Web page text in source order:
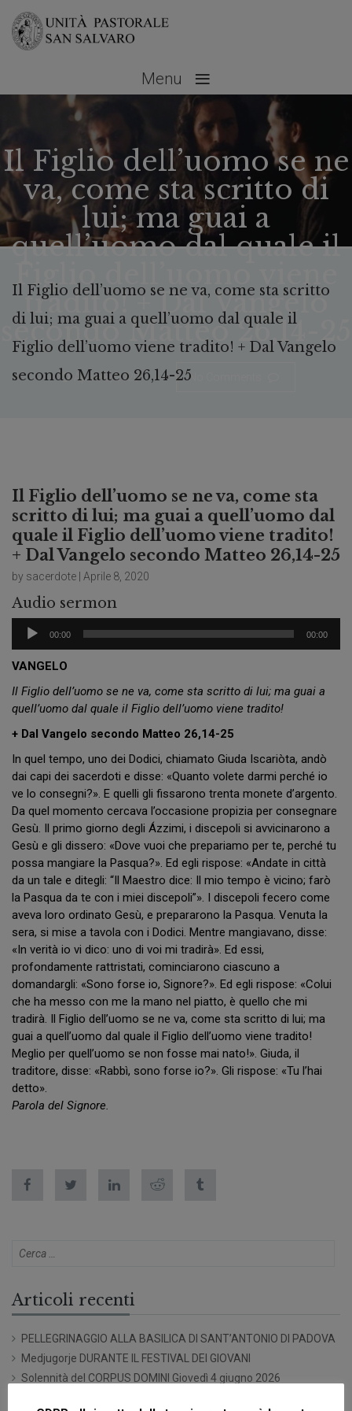
Menu ≡
Il Figlio dell’uomo se ne
va, come sta scritto di
lui; ma guai a
quell’uomo dal quale il
Figlio dell’uomo viene
tradito! + Dal Vangelo
secondo Matteo 26,14-25
Aprile 8, 2020 No Comments
Il Figlio dell’uomo se ne va, come sta scritto
di lui; ma guai a quell’uomo dal quale il
Figlio dell’uomo viene tradito! + Dal Vangelo
secondo Matteo 26,14-25
Il Figlio dell’uomo se ne va, come sta
scritto di lui; ma guai a quell’uomo dal
quale il Figlio dell’uomo viene tradito!
+ Dal Vangelo secondo Matteo 26,14-25
by sacerdote | Aprile 8, 2020
Audio sermon
Audio
Player
00:00 00:00
VANGELO
Il Figlio dell’uomo se ne va, come sta scritto di lui; ma guai a
quell’uomo dal quale il Figlio dell’uomo viene tradito!
+ Dal Vangelo secondo Matteo 26,14-25
In quel tempo, uno dei Dodici, chiamato Giuda Iscariòta, andò
dai capi dei sacerdoti e disse: «Quanto volete darmi perché io
ve lo consegni?». E quelli gli fissarono trenta monete d’argento.
Da quel momento cercava l’occasione propizia per consegnare
Gesù. Il primo giorno degli Ázzimi, i discepoli si avvicinarono a
Gesù e gli dissero: «Dove vuoi che prepariamo per te, perché tu
possa mangiare la Pasqua?». Ed egli rispose: «Andate in città
da un tale e ditegli: “Il Maestro dice: Il mio tempo è vicino; farò
la Pasqua da te con i miei discepoli”». I discepoli fecero come
aveva loro ordinato Gesù, e prepararono la Pasqua. Venuta la
sera, si mise a tavola con i Dodici. Mentre mangiavano, disse:
«In verità io vi dico: uno di voi mi tradirà». Ed essi,
profondamente rattristati, cominciarono ciascuno a
domandargli: «Sono forse io, Signore?». Ed egli rispose: «Colui
che ha messo con me la mano nel piatto, è quello che mi
tradirà. Il Figlio dell’uomo se ne va, come sta scritto di lui; ma
guai a quell’uomo dal quale il Figlio dell’uomo viene tradito!
Meglio per quell’uomo se non fosse mai nato!». Giuda, il
traditore, disse: «Rabbì, sono forse io?». Gli rispose: «Tu l’hai
detto».
Parola del Signore.
Articoli recenti
PELLEGRINAGGIO ALLA BASILICA DI SANT’ANTONIO DI PADOVA
Medjugorje DURANTE IL FESTIVAL DEI GIOVANI
Solennità del CORPUS DOMINI Giovedì 4 giugno 2026